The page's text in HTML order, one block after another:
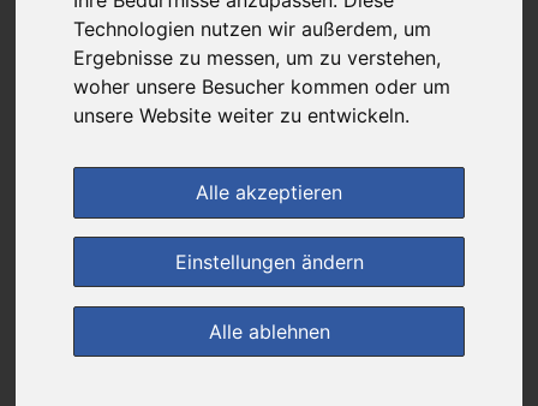
Technologien nutzen wir außerdem, um
Ergebnisse zu messen, um zu verstehen,
woher unsere Besucher kommen oder um
unsere Website weiter zu entwickeln.
Alle akzeptieren
Einstellungen ändern
Alle ablehnen
Preis pro 1 ST / 0,17 €
Daten vom 07.08.2026 12:33 Uhr
(0) Jetzt bewerten!
im Shop bestellen
zur Einkaufsliste